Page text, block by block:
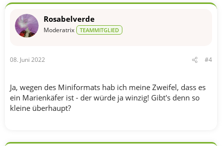
o
e
n
Rosabelverde
Moderatrix TEAMMITGLIED
08. Juni 2022 #4
Ja, wegen des Miniformats hab ich meine Zweifel, dass es
ein Marienkäfer ist - der würde ja winzig! Gibt's denn so
kleine überhaupt?